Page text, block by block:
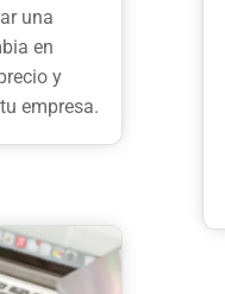
una
en
y
empresa.